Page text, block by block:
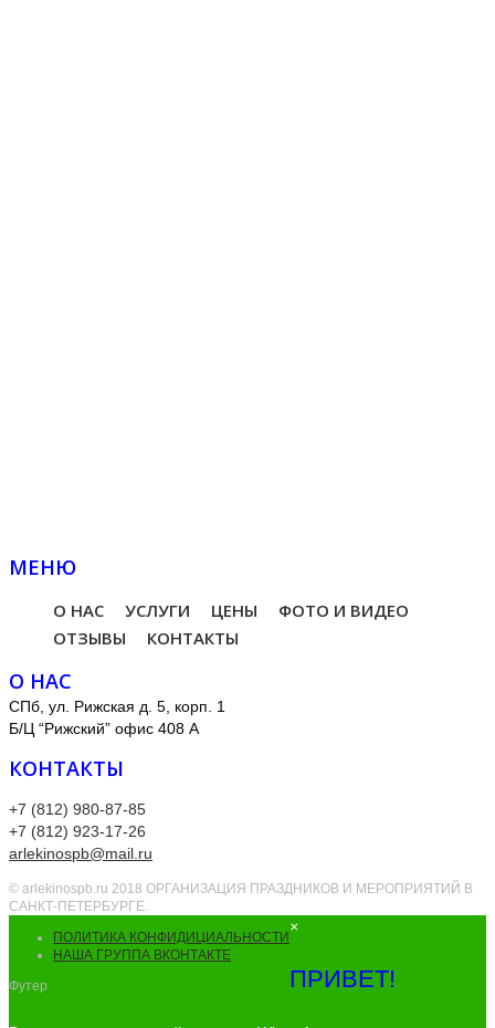
МЕНЮ
О НАС УСЛУГИ ЦЕНЫ
ФОТО И ВИДЕО
ОТЗЫВЫ
КОНТАКТЫ
О НАС
СПб, ул. Рижская д. 5, корп. 1
Б/Ц “Рижский” офис 408 А
КОНТАКТЫ
+7 (812) 980-87-85
+7 (812) 923-17-26
arlekinospb@mail.ru
© arlekinospb.ru 2018 ОРГАНИЗАЦИЯ ПРАЗДНИКОВ И МЕРОПРИЯТИЙ В
САНКТ-ПЕТЕРБУРГЕ.
ПОЛИТИКА КОНФИДИЦИАЛЬНОСТИ
НАША ГРУППА ВКОНТАКТЕ
Футер
×
ПРИВЕТ!